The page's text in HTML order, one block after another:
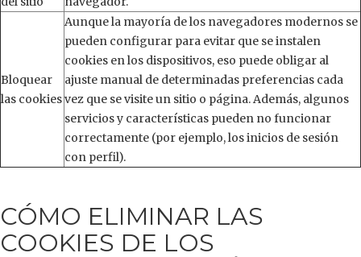
Bloquear
las cookies
Aunque la mayoría de los navegadores modernos se
pueden configurar para evitar que se instalen
cookies en los dispositivos, eso puede obligar al
ajuste manual de determinadas preferencias cada
vez que se visite un sitio o página. Además, algunos
servicios y características pueden no funcionar
correctamente (por ejemplo, los inicios de sesión
con perfil).
CÓMO ELIMINAR LAS
COOKIES DE LOS